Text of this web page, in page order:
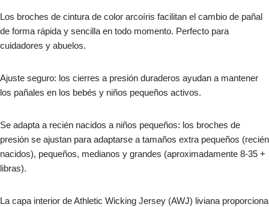
Los broches de cintura de color arcoíris facilitan el cambio de pañal
de forma rápida y sencilla en todo momento. Perfecto para
cuidadores y abuelos.
Ajuste seguro: los cierres a presión duraderos ayudan a mantener
los pañales en los bebés y niños pequeños activos.
Se adapta a recién nacidos a niños pequeños: los broches de
presión se ajustan para adaptarse a tamaños extra pequeños (recién
nacidos), pequeños, medianos y grandes (aproximadamente 8-35 +
libras).
La capa interior de Athletic Wicking Jersey (AWJ) liviana proporciona